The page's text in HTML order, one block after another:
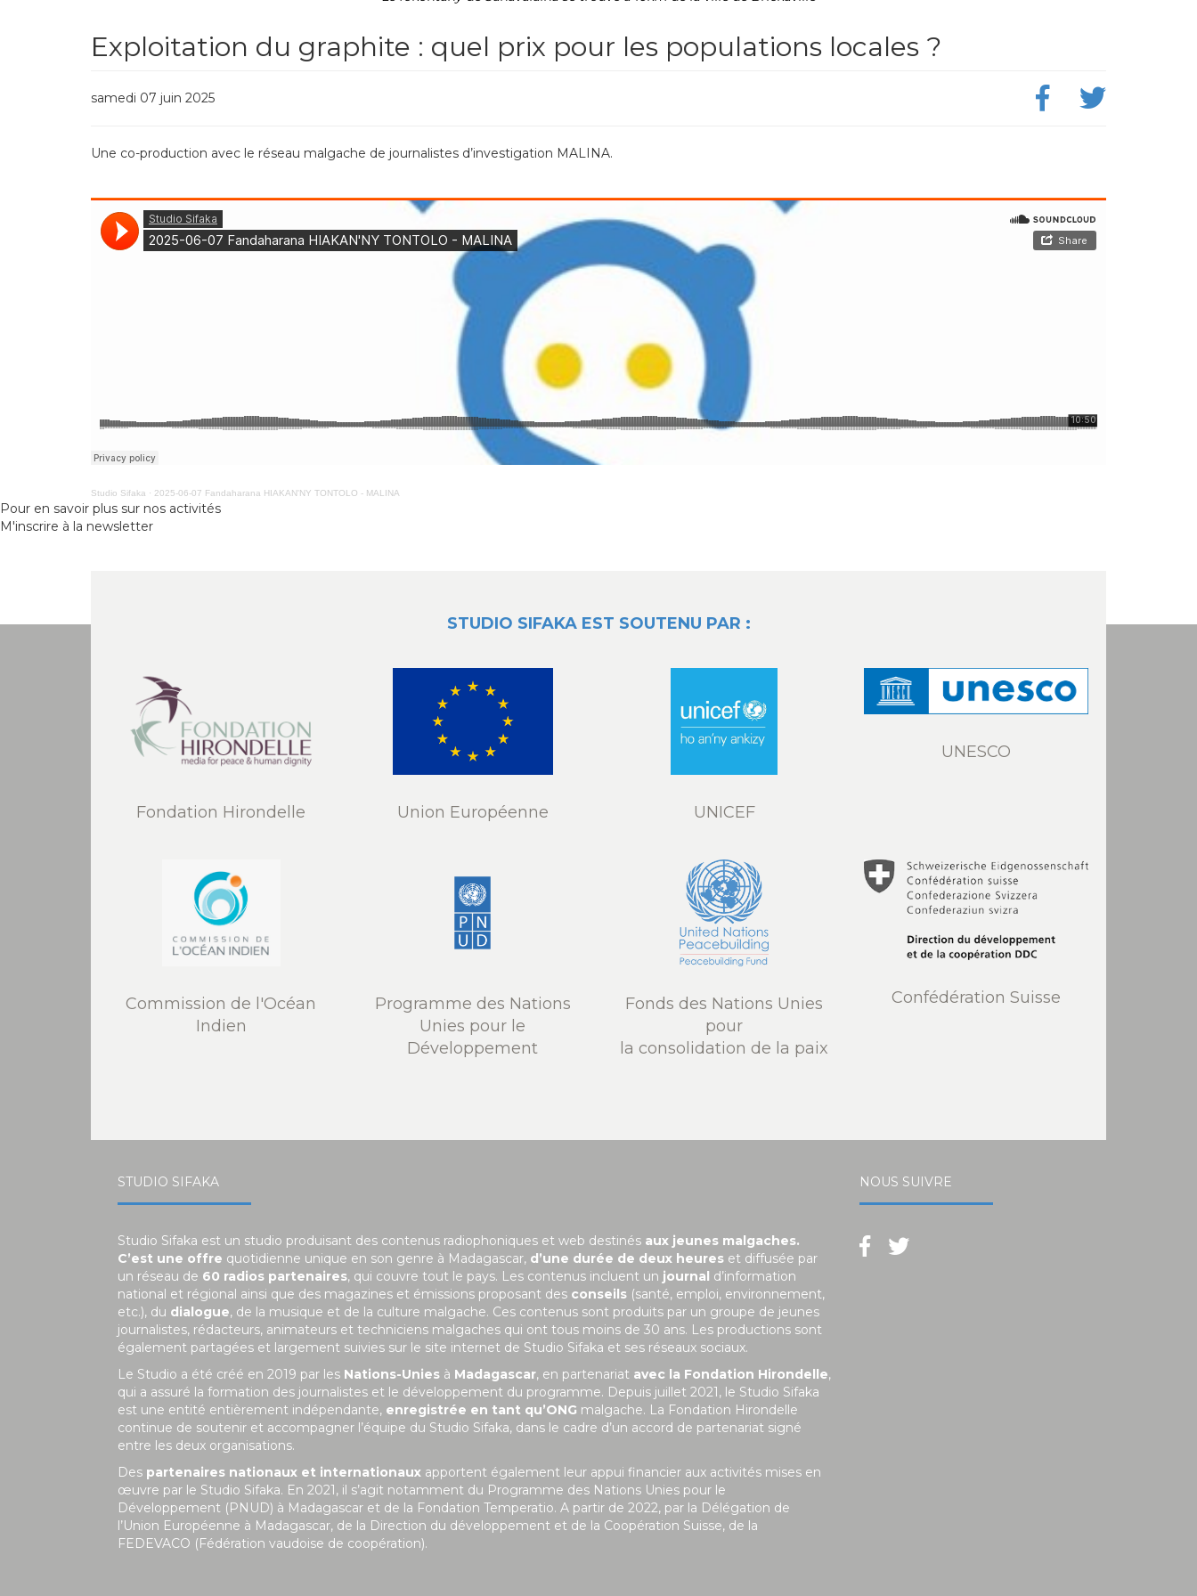
Exploitation du graphite : quel prix pour les populations locales ?
samedi 07 juin 2025
Une co-production avec le réseau malgache de journalistes d’investigation MALINA.
Studio Sifaka · 2025-06-07 Fandaharana HIAKAN'NY TONTOLO - MALINA
Pour en savoir plus sur nos activités
M'inscrire à la newsletter
STUDIO SIFAKA EST SOUTENU PAR :
Fondation Hirondelle Union Européenne UNICEF
UNESCO
Commission de l'Océan
Indien
Programme des Nations
Unies pour le
Développement
Fonds des Nations Unies
pour
la consolidation de la paix
Confédération Suisse
STUDIO SIFAKA
Studio Sifaka est un studio produisant des contenus radiophoniques et web destinés aux jeunes malgaches.
C’est une offre quotidienne unique en son genre à Madagascar, d’une durée de deux heures et diffusée par
un réseau de 60 radios partenaires, qui couvre tout le pays. Les contenus incluent un journal d’information
national et régional ainsi que des magazines et émissions proposant des conseils (santé, emploi, environnement,
etc.), du dialogue, de la musique et de la culture malgache. Ces contenus sont produits par un groupe de jeunes
journalistes, rédacteurs, animateurs et techniciens malgaches qui ont tous moins de 30 ans. Les productions sont
également partagées et largement suivies sur le site internet de Studio Sifaka et ses réseaux sociaux.
Le Studio a été créé en 2019 par les Nations-Unies à Madagascar, en partenariat avec la Fondation Hirondelle,
qui a assuré la formation des journalistes et le développement du programme. Depuis juillet 2021, le Studio Sifaka
est une entité entièrement indépendante, enregistrée en tant qu’ONG malgache. La Fondation Hirondelle
continue de soutenir et accompagner l’équipe du Studio Sifaka, dans le cadre d’un accord de partenariat signé
entre les deux organisations.
Des partenaires nationaux et internationaux apportent également leur appui financier aux activités mises en
œuvre par le Studio Sifaka. En 2021, il s’agit notamment du Programme des Nations Unies pour le
Développement (PNUD) à Madagascar et de la Fondation Temperatio. A partir de 2022, par la Délégation de
l’Union Européenne à Madagascar, de la Direction du développement et de la Coopération Suisse, de la
FEDEVACO (Fédération vaudoise de coopération).
NOUS SUIVRE